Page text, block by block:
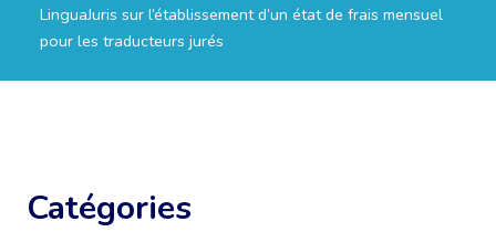
LinguaJuris sur l’établissement d’un état de frais mensuel
pour les traducteurs jurés
Catégories